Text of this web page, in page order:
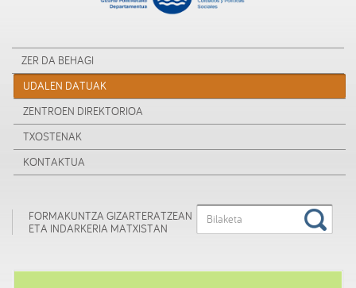
ZER DA BEHAGI
UDALEN DATUAK
ZENTROEN DIREKTORIOA
TXOSTENAK
KONTAKTUA
FORMAKUNTZA GIZARTERATZEAN
ETA INDARKERIA MATXISTAN